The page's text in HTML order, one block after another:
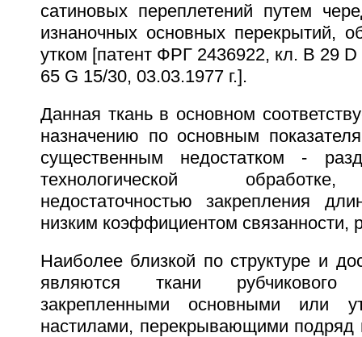
сатиновых переплетений путем
изнаночных основных перекрытий,
утком [патент ФРГ 2436922, кл. В 29
65 G 15/30, 03.03.1977 г.].
Данная ткань в основном
назначению по основным
существенным недостатком -
технологической
недостаточностью закрепления
низким коэффициентом связанности,
Наиболее близкой по структуре и
являются ткани
закрепленными основными или
настилами, перекрывающими подряд